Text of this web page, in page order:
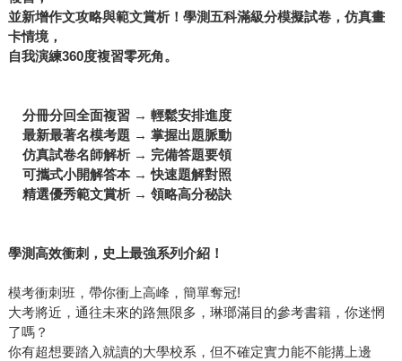
並新增作文攻略與範文賞析！學測五科滿級分模擬試卷，仿真畫
卡情境，
自我演練360度複習零死角。
分冊分回全面複習 → 輕鬆安排進度
最新最著名模考題 → 掌握出題脈動
仿真試卷名師解析→ 完備答題要領
可攜式小開解答本→快速題解對照
精選優秀範文賞析→ 領略高分秘訣
學測高效衝刺，史上最強系列介紹！
模考衝刺班，帶你衝上高峰，簡單奪冠!
大考將近，通往未來的路無限多，琳瑯滿目的參考書籍，你迷惘
了嗎？
你有超想要踏入就讀的大學校系，但不確定實力能不能搆上邊